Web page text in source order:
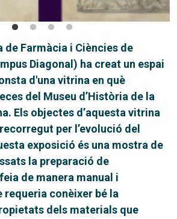
de Farmàcia i Ciències de
Diagonal) ha creat un espai
d'una vitrina en què
del Museu d’Història de la
Els objectes d’aquesta vitrina
per l’evolució del
exposició és una mostra de
la preparació de
de manera manual i
requeria conèixer bé la
dels materials que